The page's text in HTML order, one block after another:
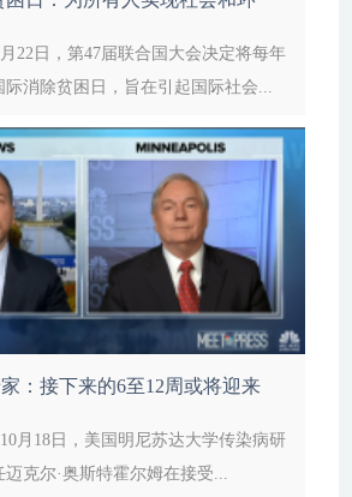
月22日，第47届联合国大会决定将每年
际消除贫困日，旨在引起国际社会...
：接下来的6至12周或将迎来
月18日，美国明尼苏达大学传染病研
克尔·奥斯特霍尔姆在接受...